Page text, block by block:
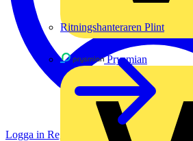
Prysmian
Ritningshanteraren Plint
Logga in Registrera dig